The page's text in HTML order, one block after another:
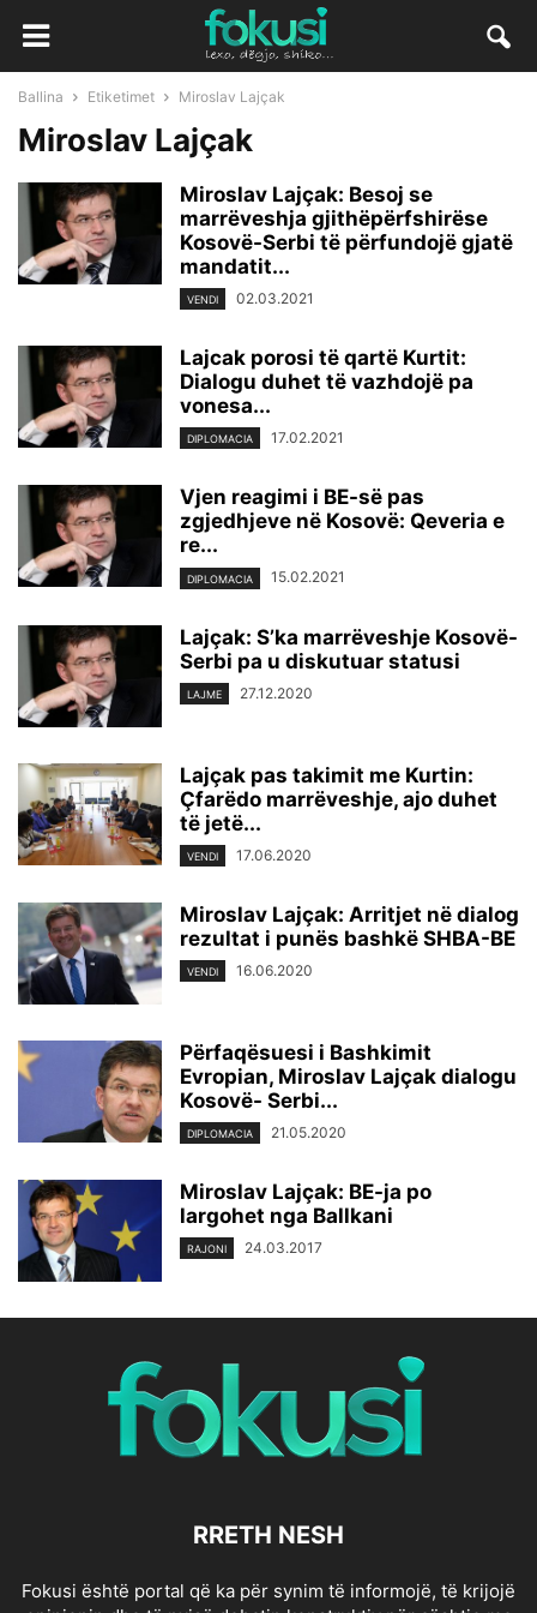
Ballina Etiketimet Miroslav Lajçak
Miroslav Lajçak
Miroslav Lajçak: Besoj se
marrëveshja gjithëpërfshirëse
Kosovë-Serbi të përfundojë gjatë
mandatit...
VENDI 02.03.2021
Lajcak porosi të qartë Kurtit:
Dialogu duhet të vazhdojë pa
vonesa...
DIPLOMACIA 17.02.2021
Vjen reagimi i BE-së pas
zgjedhjeve në Kosovë: Qeveria e
re...
DIPLOMACIA 15.02.2021
Lajçak: S’ka marrëveshje Kosovë-
Serbi pa u diskutuar statusi
LAJME 27.12.2020
Lajçak pas takimit me Kurtin:
Çfarëdo marrëveshje, ajo duhet
të jetë...
VENDI 17.06.2020
Miroslav Lajçak: Arritjet në dialog
rezultat i punës bashkë SHBA-BE
VENDI 16.06.2020
Përfaqësuesi i Bashkimit
Evropian, Miroslav Lajçak dialogu
Kosovë- Serbi...
DIPLOMACIA 21.05.2020
Miroslav Lajçak: BE-ja po
largohet nga Ballkani
RAJONI 24.03.2017
RRETH NESH
Fokusi është portal që ka për synim të informojë, të krijojë